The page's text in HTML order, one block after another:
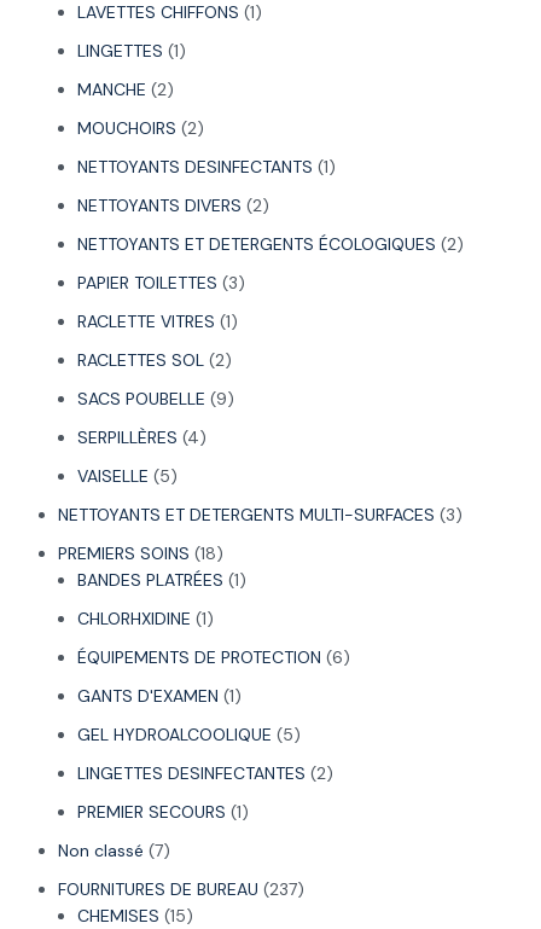
LAVETTES CHIFFONS 1
LINGETTES 1
MANCHE 2
MOUCHOIRS 2
NETTOYANTS DESINFECTANTS 1
NETTOYANTS DIVERS 2
NETTOYANTS ET DETERGENTS ÉCOLOGIQUES 2
PAPIER TOILETTES
3
RACLETTE VITRES 1
RACLETTES SOL 2
SACS POUBELLE
9
SERPILLÈRES 4
VAISELLE
5
NETTOYANTS ET DETERGENTS MULTI-SURFACES
3
PREMIERS SOINS 18
BANDES PLATRÉES 1
CHLORHXIDINE 1
ÉQUIPEMENTS DE PROTECTION 6
GANTS D'EXAMEN 1
GEL HYDROALCOOLIQUE
5
LINGETTES DESINFECTANTES 2
PREMIER SECOURS 1
Non classé 7
FOURNITURES DE BUREAU 237
CHEMISES 15